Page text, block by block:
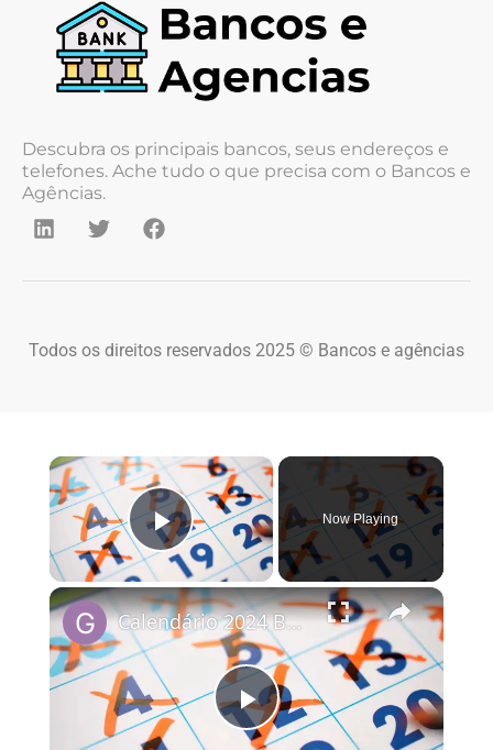
Descubra os principais bancos, seus endereços e
telefones. Ache tudo o que precisa com o Bancos e
Agências.
Todos os direitos reservados 2025 © Bancos e agências
×
Play Video
Now Playing
×
Play Video
Calendário 2024 Brasil